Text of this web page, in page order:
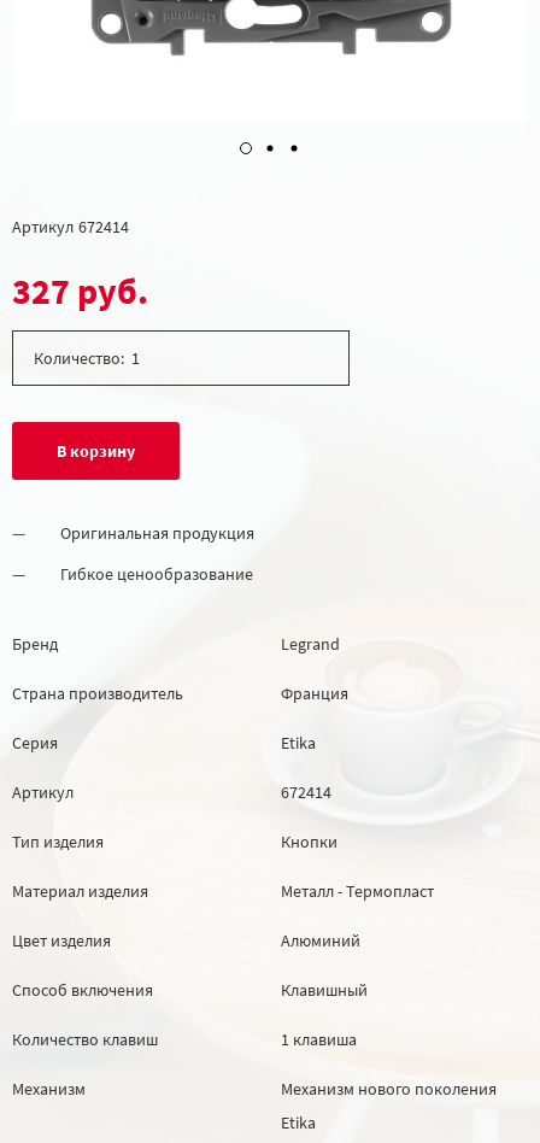
Артикул 672414
327 руб.
Количество:
В корзину
Оригинальная продукция
Гибкое ценообразование
Бренд Legrand
Страна производитель Франция
Серия Etika
Артикул 672414
Тип изделия Кнопки
Материал изделия Металл - Термопласт
Цвет изделия Алюминий
Способ включения Клавишный
Количество клавиш 1 клавиша
Механизм
Механизм нового поколения
Etika